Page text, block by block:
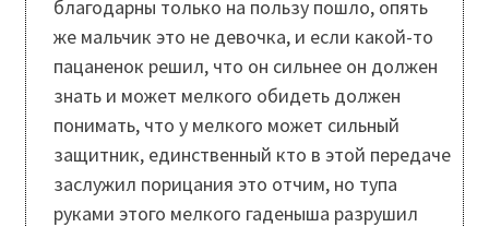
благодарны только на пользу пошло, опять
же мальчик это не девочка, и если какой-то
пацаненок решил, что он сильнее он должен
знать и может мелкого обидеть должен
понимать, что у мелкого может сильный
защитник, единственный кто в этой передаче
заслужил порицания это отчим, но тупа
руками этого мелкого гаденыша разрушил